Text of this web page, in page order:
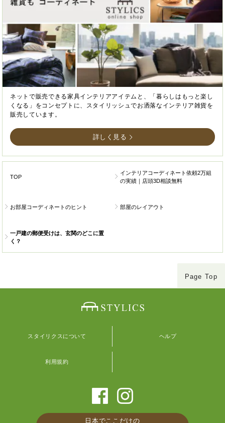
日本でここだけの
ネットで販売できる家具インテリアアイテムと、「暮らしはもっと楽し
くなる」をコンセプトに、スタイリッシュでお洒落なインテリア雑貨を
販売しています。
詳しく見る
TOP
インテリアコーディネート依頼2万組
の実績｜店頭3D相談無料
お部屋コーディネートのヒント 部屋のレイアウト
一戸建の郵便受けは、玄関のどこに置
く？
Page Top
スタイリクスについて ヘルプ
利用規約